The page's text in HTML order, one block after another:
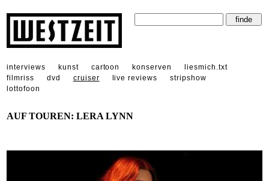
interviews kunst cartoon konserven
liesmich.txt
filmriss
dvd cruiser live reviews
stripshow
lottofoon
AUF TOUREN: LERA LYNN